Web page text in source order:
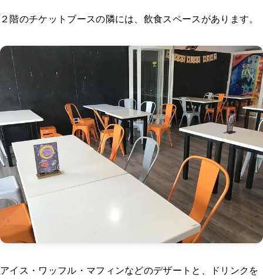
２階のチケットブースの隣には、飲食スペースがあります。
アイス・ワッフル・マフィンなどのデザートと、ドリンクを